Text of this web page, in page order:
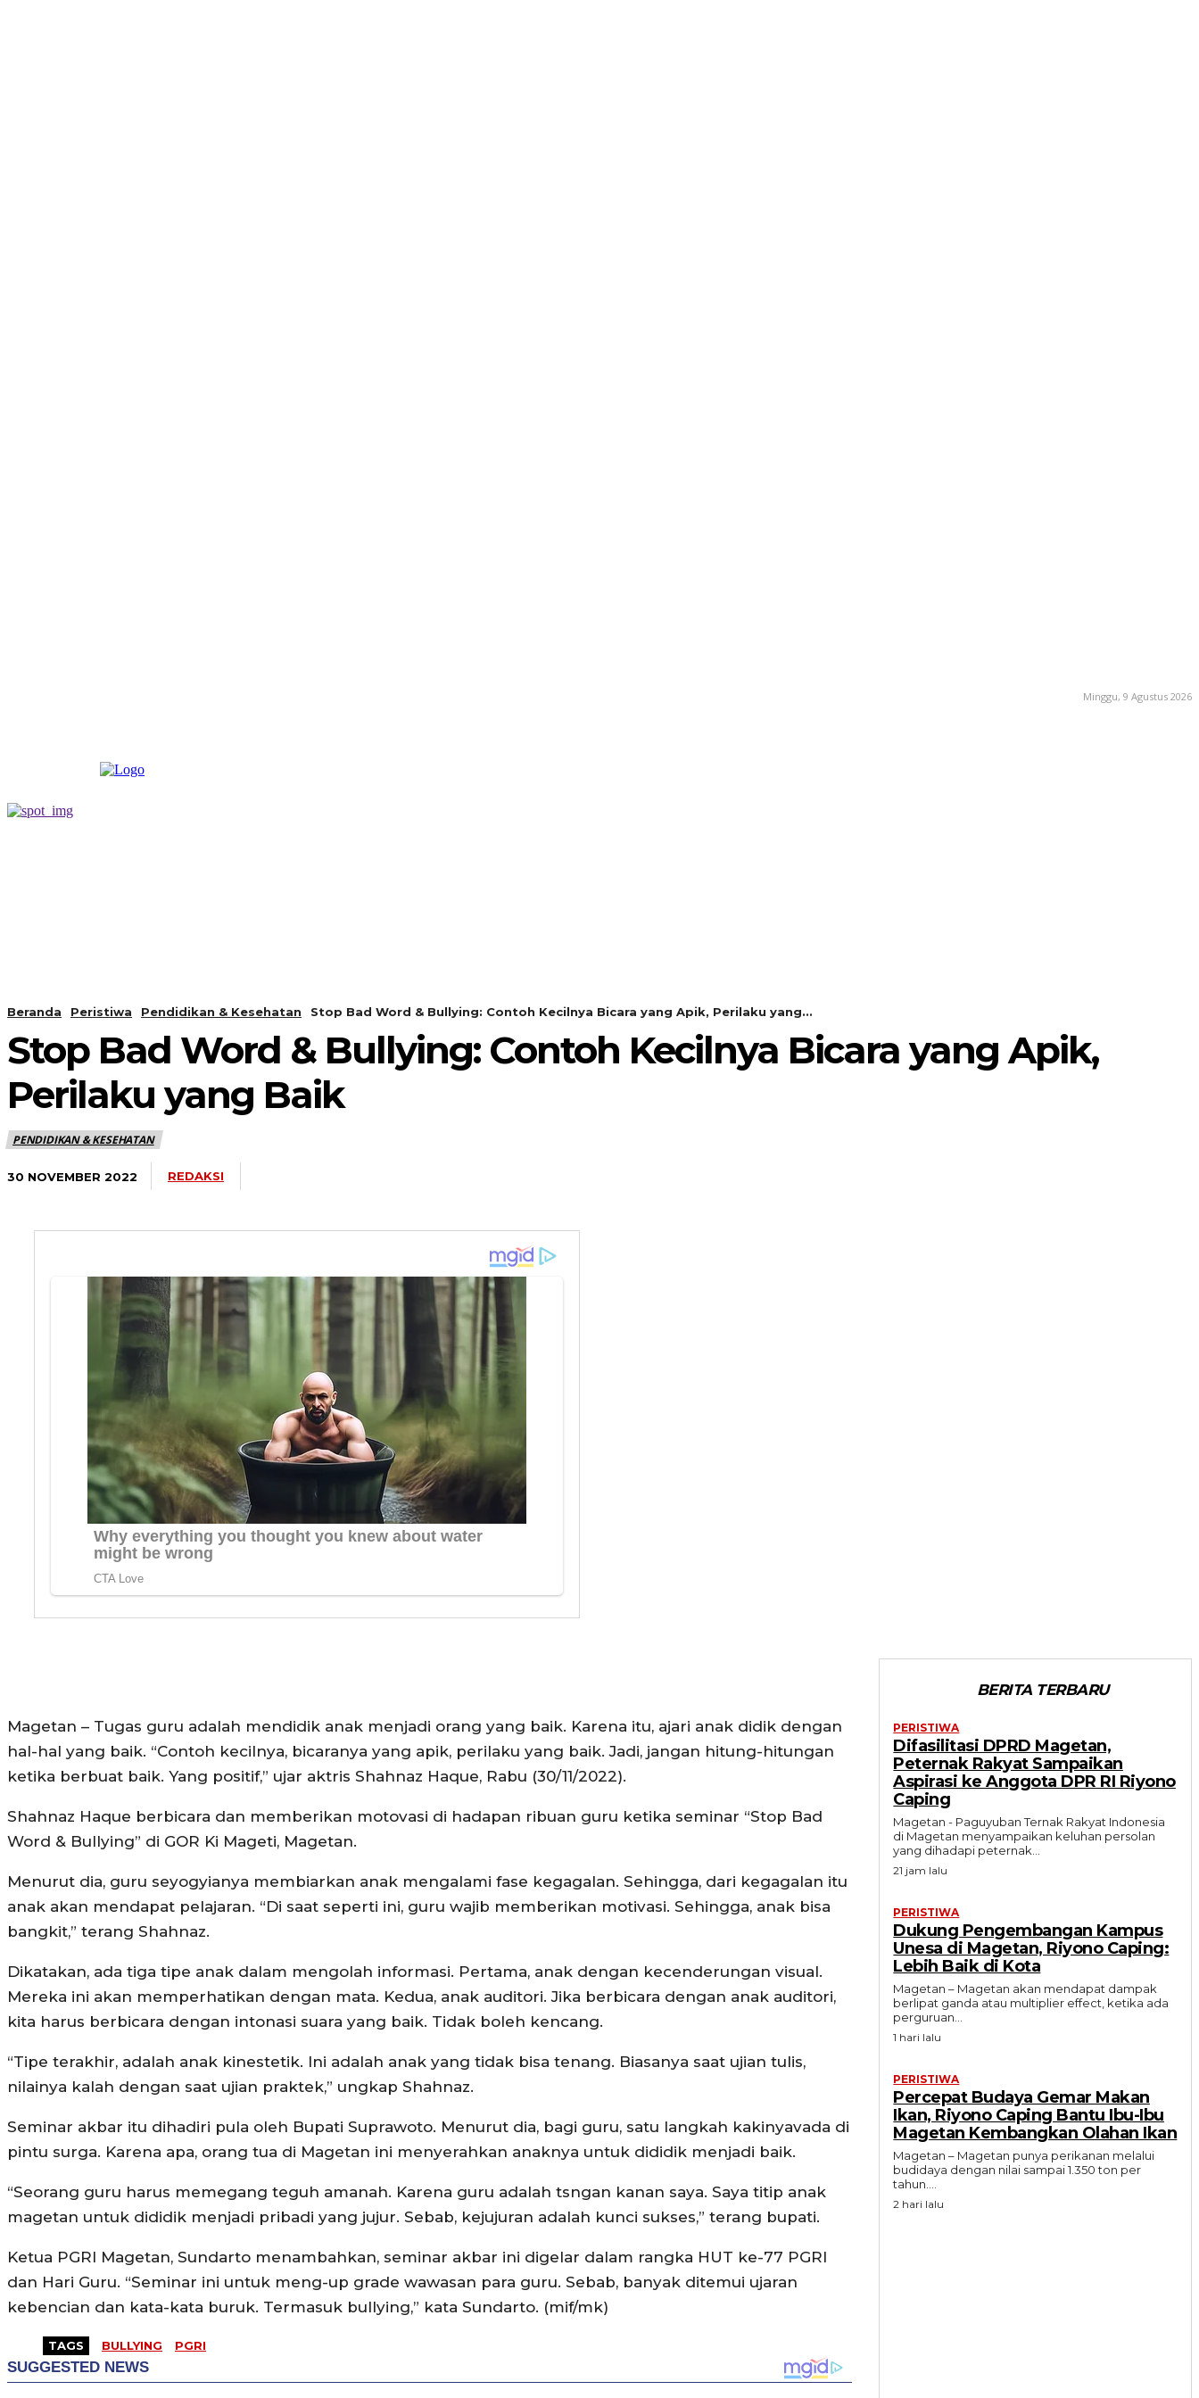
Minggu, 9 Agustus 2026
Beranda Peristiwa Pendidikan & Kesehatan Stop Bad Word & Bullying: Contoh Kecilnya Bicara yang Apik, Perilaku yang...
Stop Bad Word & Bullying: Contoh Kecilnya Bicara yang Apik,
Perilaku yang Baik
PENDIDIKAN & KESEHATAN
30 NOVEMBER 2022 REDAKSI
Magetan – Tugas guru adalah mendidik anak menjadi orang yang baik. Karena itu, ajari anak didik dengan
hal-hal yang baik. “Contoh kecilnya, bicaranya yang apik, perilaku yang baik. Jadi, jangan hitung-hitungan
ketika berbuat baik. Yang positif,” ujar aktris Shahnaz Haque, Rabu (30/11/2022).
Shahnaz Haque berbicara dan memberikan motovasi di hadapan ribuan guru ketika seminar “Stop Bad
Word & Bullying” di GOR Ki Mageti, Magetan.
Menurut dia, guru seyogyianya membiarkan anak mengalami fase kegagalan. Sehingga, dari kegagalan itu
anak akan mendapat pelajaran. “Di saat seperti ini, guru wajib memberikan motivasi. Sehingga, anak bisa
bangkit,” terang Shahnaz.
Dikatakan, ada tiga tipe anak dalam mengolah informasi. Pertama, anak dengan kecenderungan visual.
Mereka ini akan memperhatikan dengan mata. Kedua, anak auditori. Jika berbicara dengan anak auditori,
kita harus berbicara dengan intonasi suara yang baik. Tidak boleh kencang.
“Tipe terakhir, adalah anak kinestetik. Ini adalah anak yang tidak bisa tenang. Biasanya saat ujian tulis,
nilainya kalah dengan saat ujian praktek,” ungkap Shahnaz.
Seminar akbar itu dihadiri pula oleh Bupati Suprawoto. Menurut dia, bagi guru, satu langkah kakinyavada di
pintu surga. Karena apa, orang tua di Magetan ini menyerahkan anaknya untuk dididik menjadi baik.
“Seorang guru harus memegang teguh amanah. Karena guru adalah tsngan kanan saya. Saya titip anak
magetan untuk dididik menjadi pribadi yang jujur. Sebab, kejujuran adalah kunci sukses,” terang bupati.
Ketua PGRI Magetan, Sundarto menambahkan, seminar akbar ini digelar dalam rangka HUT ke-77 PGRI
dan Hari Guru. “Seminar ini untuk meng-up grade wawasan para guru. Sebab, banyak ditemui ujaran
kebencian dan kata-kata buruk. Termasuk bullying,” kata Sundarto. (mif/mk)
TAGS BULLYING PGRI
BERITA TERBARU
PERISTIWA
Difasilitasi DPRD Magetan,
Peternak Rakyat Sampaikan
Aspirasi ke Anggota DPR RI Riyono
Caping
Magetan - Paguyuban Ternak Rakyat Indonesia
di Magetan menyampaikan keluhan persolan
yang dihadapi peternak...
21 jam lalu
PERISTIWA
Dukung Pengembangan Kampus
Unesa di Magetan, Riyono Caping:
Lebih Baik di Kota
Magetan – Magetan akan mendapat dampak
berlipat ganda atau multiplier effect, ketika ada
perguruan...
1 hari lalu
PERISTIWA
Percepat Budaya Gemar Makan
Ikan, Riyono Caping Bantu Ibu-Ibu
Magetan Kembangkan Olahan Ikan
Magetan – Magetan punya perikanan melalui
budidaya dengan nilai sampai 1.350 ton per
tahun....
2 hari lalu